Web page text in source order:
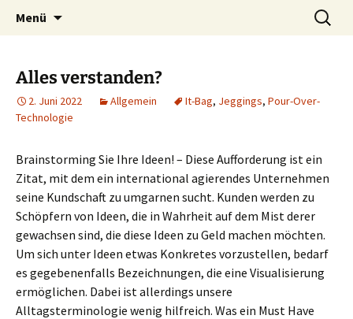
Nestbeschmutzer
Die Autorin Susanne Lücke räumt auf
Menü
Suchen
nach:
Alles verstanden?
2. Juni 2022 Allgemein It-Bag, Jeggings, Pour-Over-
Technologie
Brainstorming Sie Ihre Ideen! – Diese Aufforderung ist ein
Zitat, mit dem ein international agierendes Unternehmen
seine Kundschaft zu umgarnen sucht. Kunden werden zu
Schöpfern von Ideen, die in Wahrheit auf dem Mist derer
gewachsen sind, die diese Ideen zu Geld machen möchten.
Um sich unter Ideen etwas Konkretes vorzustellen, bedarf
es gegebenenfalls Bezeichnungen, die eine Visualisierung
ermöglichen. Dabei ist allerdings unsere
Alltagsterminologie wenig hilfreich. Was ein Must Have